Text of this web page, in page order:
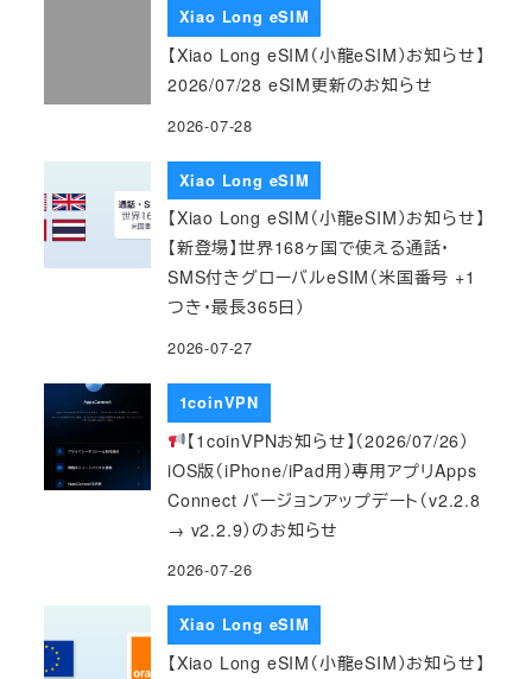
Xiao Long eSIM
【Xiao Long eSIM（小龍eSIM）お知らせ】
2026/07/28 eSIM更新のお知らせ
2026-07-28
Xiao Long eSIM
【Xiao Long eSIM（小龍eSIM）お知らせ】
【新登場】世界168ヶ国で使える通話・
SMS付きグローバルeSIM（米国番号 +1
つき・最長365日）
2026-07-27
1coinVPN
【1coinVPNお知らせ】（2026/07/26）
iOS版（iPhone/iPad用）専用アプリApps
Connect バージョンアップデート（v2.2.8
→ v2.2.9）のお知らせ
2026-07-26
Xiao Long eSIM
【Xiao Long eSIM（小龍eSIM）お知らせ】